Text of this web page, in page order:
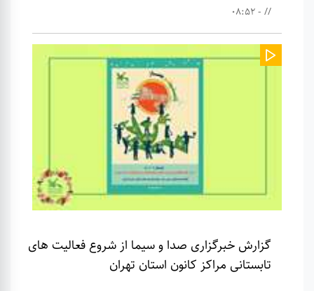
// - 08:52
گزارش خبرگزاری صدا و سیما از شروع فعالیت های
تابستانی مراکز کانون استان تهران